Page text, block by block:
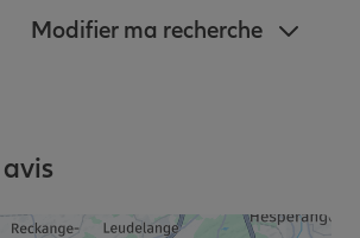
Modifier ma recherche